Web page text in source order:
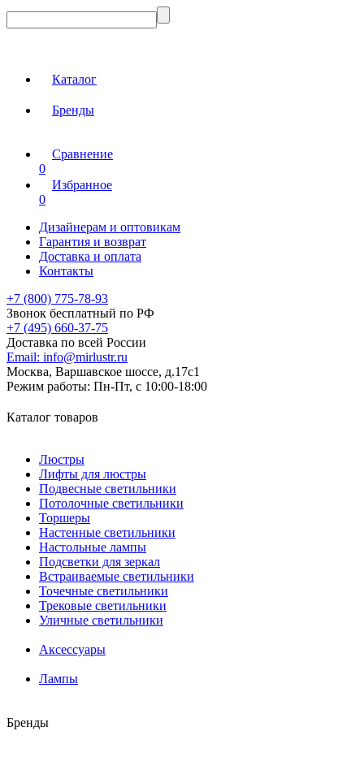
Каталог
Бренды
Сравнение
0
Избранное
0
Дизайнерам и оптовикам
Гарантия и возврат
Доставка и оплата
Контакты
+7 (800) 775-78-93
Звонок бесплатный по РФ
+7 (495) 660-37-75
Доставка по всей России
Email: info@mirlustr.ru
Москва, Варшавское шоссе, д.17c1
Режим работы: Пн-Пт, с 10:00-18:00
Каталог товаров
Люстры
Лифты для люстры
Подвесные светильники
Потолочные светильники
Торшеры
Настенные светильники
Настольные лампы
Подсветки для зеркал
Встраиваемые светильники
Точечные светильники
Трековые светильники
Уличные светильники
Аксессуары
Лампы
Бренды